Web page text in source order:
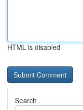
HTML is disabled
Search